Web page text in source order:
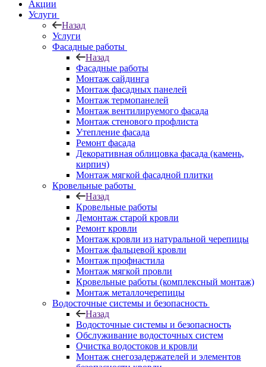
Акции
Услуги
Назад
Услуги
Фасадные работы
Назад
Фасадные работы
Монтаж сайдинга
Монтаж фасадных панелей
Монтаж термопанелей
Монтаж вентилируемого фасада
Монтаж стенового профлиста
Утепление фасада
Ремонт фасада
Декоративная облицовка фасада (камень,
кирпич)
Монтаж мягкой фасадной плитки
Кровельные работы
Назад
Кровельные работы
Демонтаж старой кровли
Ремонт кровли
Монтаж кровли из натуральной черепицы
Монтаж фальцевой кровли
Монтаж профнастила
Монтаж мягкой провли
Кровельные работы (комплексный монтаж)
Монтаж металлочерепицы
Водосточные системы и безопасность
Назад
Водосточные системы и безопасность
Обслуживание водосточных систем
Очистка водостоков и кровли
Монтаж снегозадержателей и элементов